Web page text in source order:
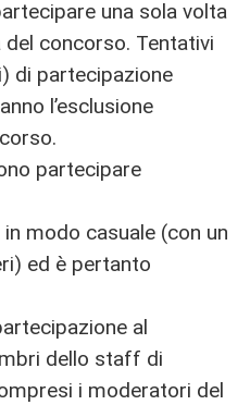
una sola volta
concorso. Tentativi
di partecipazione
l’esclusione
partecipare
modo casuale (con un
ed è pertanto
al
dello staff di
i moderatori del